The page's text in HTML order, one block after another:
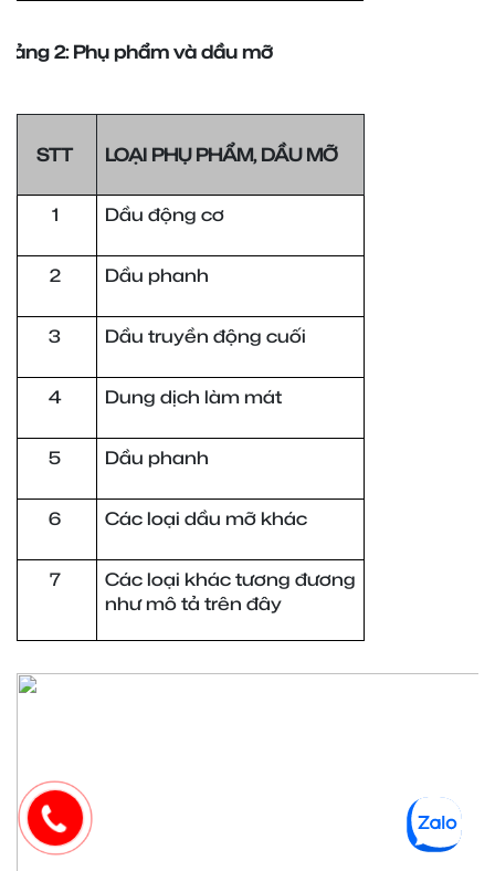
Bảng 2: Phụ phẩm và dầu mỡ
STT LOẠI PHỤ PHẨM, DẦU MỠ
1 Dầu động cơ
2 Dầu phanh
3 Dầu truyền động cuối
4 Dung dịch làm mát
5 Dầu phanh
6 Các loại dầu mỡ khác
7
Các loại khác tương đương
như mô tả trên đây